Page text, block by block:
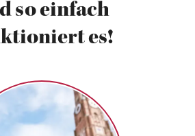
so einfach
es!